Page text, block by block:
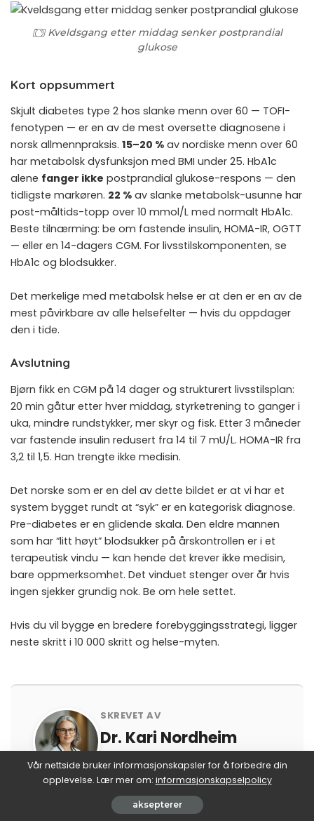
Kveldsgang etter middag senker postprandial
glukose
Kort oppsummert
Skjult diabetes type 2 hos slanke menn over 60 — TOFI-
fenotypen — er en av de mest oversette diagnosene i
norsk allmennpraksis. 15–20 % av nordiske menn over 60
har metabolsk dysfunksjon med BMI under 25. HbA1c
alene fanger ikke postprandial glukose-respons — den
tidligste markøren. 22 % av slanke metabolsk-usunne har
post-måltids-topp over 10 mmol/L med normalt HbA1c.
Beste tilnærming: be om fastende insulin, HOMA-IR, OGTT
— eller en 14-dagers CGM. For livsstilskomponenten, se
HbA1c og blodsukker.
Det merkelige med metabolsk helse er at den er en av de
mest påvirkbare av alle helsefelter — hvis du oppdager
den i tide.
Avslutning
Bjørn fikk en CGM på 14 dager og strukturert livsstilsplan:
20 min gåtur etter hver middag, styrketrening to ganger i
uka, mindre rundstykker, mer skyr og fisk. Etter 3 måneder
var fastende insulin redusert fra 14 til 7 mU/L. HOMA-IR fra
3,2 til 1,5. Han trengte ikke medisin.
Det norske som er en del av dette bildet er at vi har et
system bygget rundt at “syk” er en kategorisk diagnose.
Pre-diabetes er en glidende skala. Den eldre mannen
som har “litt høyt” blodsukker på årskontrollen er i et
terapeutisk vindu — kan hende det krever ikke medisin,
bare oppmerksomhet. Det vinduet stenger over år hvis
ingen sjekker grundig nok. Be om hele settet.
Hvis du vil bygge en bredere forebyggings­strategi, ligger
neste skritt i 10 000 skritt og helse-myten.
SKREVET AV
Dr. Kari Nordheim
Endokrinolog ved Haukeland
universitetssykehus. Skriver om
hormoner, mineraler og vitaminer
på en måte som ikke er pamflett
Vår nettside bruker informasjonskapsler for å forbedre din
opplevelse. Lær mer om: informasjonskapselpolicy
aksepterer